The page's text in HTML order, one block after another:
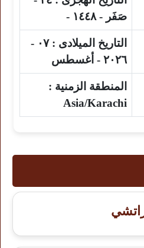
صَفَر - ١٤٤٨ -
التاريخ الميلادى :
٠٧ -
٢٠٢٦ - أغسطس
المنطقة الزمنية :
Asia/Karachi